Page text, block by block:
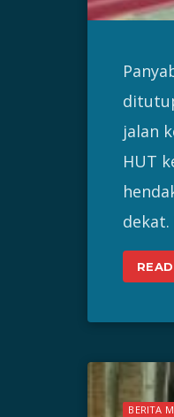
jalan
HUT
BERITA